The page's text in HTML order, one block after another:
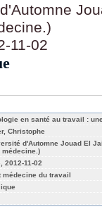
11-02
en santé au travail :
Christophe
d'Automne Jouad El
médecine.)
2012-11-02
médecine du travail